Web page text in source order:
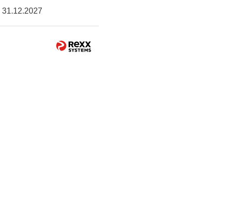
31.12.2027